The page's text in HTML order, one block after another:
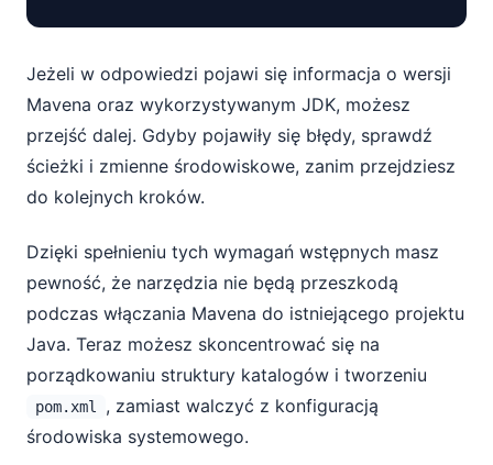
Jeżeli w odpowiedzi pojawi się informacja o wersji
Mavena oraz wykorzystywanym JDK, możesz
przejść dalej. Gdyby pojawiły się błędy, sprawdź
ścieżki i zmienne środowiskowe, zanim przejdziesz
do kolejnych kroków.
Dzięki spełnieniu tych wymagań wstępnych masz
pewność, że narzędzia nie będą przeszkodą
podczas włączania Mavena do istniejącego projektu
Java. Teraz możesz skoncentrować się na
porządkowaniu struktury katalogów i tworzeniu
pom.xml
, zamiast walczyć z konfiguracją
środowiska systemowego.